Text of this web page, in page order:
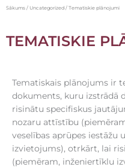
Sākums / Uncategorized / Tematiskie plānojumi
TEMATISKIE
Tematiskais plānojums ir
dokuments, kuru izstrādā
risinātu specifiskus
nozaru attīstību
veselības aprūpes iestāžu
izvietojums), otrkārt, lai
(piemēram, inženiertīklu